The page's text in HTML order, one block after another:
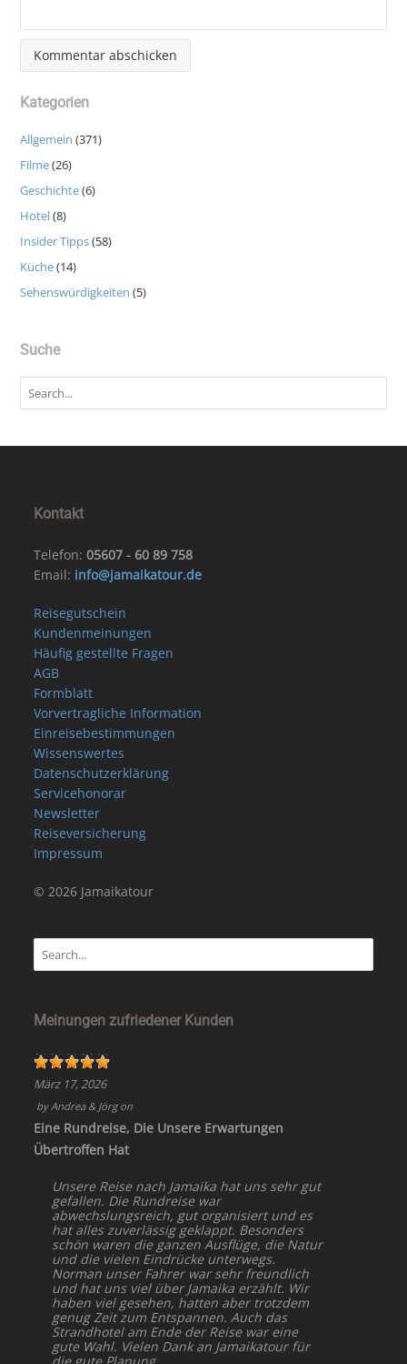
Kategorien
Allgemein (371)
Filme(26)
Geschichte(6)
Hotel(8)
Insider Tipps(58)
Küche(14)
Sehenswürdigkeiten (5)
Suche
Kontakt
Telefon:05607 - 60 89 758
Email: info@jamaikatour.de
Reisegutschein
Kundenmeinungen
Häufig gestellte Fragen
AGB
Formblatt
Vorvertragliche Information
Einreisebestimmungen
Wissenswertes
Datenschutzerklärung
Servicehonorar
Newsletter
Reiseversicherung
Impressum
© 2026 Jamaikatour
Meinungen zufriedener Kunden
März 17, 2026
by Andrea & Jörgon
Eine Rundreise, Die Unsere Erwartungen
Übertroffen Hat
Unsere Reise nach Jamaika hat uns sehr gut
gefallen. Die Rundreise war
abwechslungsreich, gut organisiert und es
hat alles zuverlässig geklappt. Besonders
schön waren die ganzen Ausflüge, die Natur
und die vielen Eindrücke unterwegs.
Norman unser Fahrer war sehr freundlich
und hat uns viel über Jamaika erzählt. Wir
haben viel gesehen, hatten aber trotzdem
genug Zeit zum Entspannen. Auch das
Strandhotel am Ende der Reise war eine
gute Wahl. Vielen Dank an Jamaikatour für